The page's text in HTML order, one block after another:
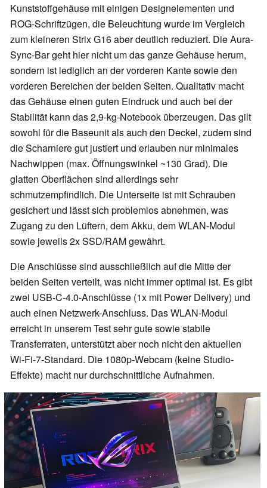
Kunststoffgehäuse mit einigen Designelementen und
ROG-Schriftzügen, die Beleuchtung wurde im Vergleich
zum kleineren Strix G16 aber deutlich reduziert. Die Aura-
Sync-Bar geht hier nicht um das ganze Gehäuse herum,
sondern ist lediglich an der vorderen Kante sowie den
vorderen Bereichen der beiden Seiten. Qualitativ macht
das Gehäuse einen guten Eindruck und auch bei der
Stabilität kann das 2,9-kg-Notebook überzeugen. Das gilt
sowohl für die Baseunit als auch den Deckel, zudem sind
die Scharniere gut justiert und erlauben nur minimales
Nachwippen (max. Öffnungswinkel ~130 Grad). Die
glatten Oberflächen sind allerdings sehr
schmutzempfindlich. Die Unterseite ist mit Schrauben
gesichert und lässt sich problemlos abnehmen, was
Zugang zu den Lüftern, dem Akku, dem WLAN-Modul
sowie jeweils 2x SSD/RAM gewährt.
Die Anschlüsse sind ausschließlich auf die Mitte der
beiden Seiten verteilt, was nicht immer optimal ist. Es gibt
zwei USB-C-4.0-Anschlüsse (1x mit Power Delivery) und
auch einen Netzwerk-Anschluss. Das WLAN-Modul
erreicht in unserem Test sehr gute sowie stabile
Transferraten, unterstützt aber noch nicht den aktuellen
Wi-Fi-7-Standard. Die 1080p-Webcam (keine Studio-
Effekte) macht nur durchschnittliche Aufnahmen.